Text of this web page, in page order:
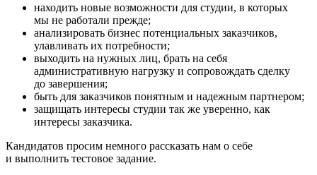
находить новые возможности для студии, в которых
мы не работали прежде;
анализировать бизнес потенциальных заказчиков,
улавливать их потребности;
выходить на нужных лиц, брать на себя
административную нагрузку и сопровождать сделку
до завершения;
быть для заказчиков понятным и надежным партнером;
защищать интересы студии так же уверенно, как
интересы заказчика.
Кандидатов просим немного рассказать нам о себе
и выполнить тестовое задание.